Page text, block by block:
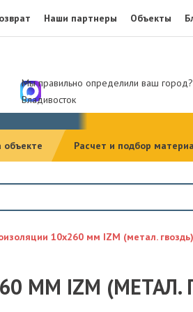
Наши партнеры Объекты
Мы правильно определили ваш город?
Владивосток
объекте Расчет и подбор
10х260 мм IZM (метал. гвоздь)
ММ IZM (МЕТАЛ.